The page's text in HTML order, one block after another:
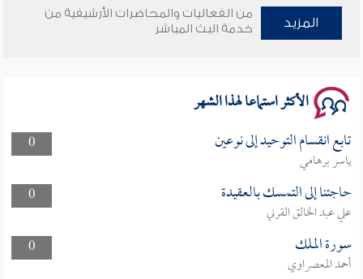
وأمنهم من خوف 9
المزيد
من الفعاليات والمحاضرات الأرشيفية من
خدمة البث المباشر
الأكثر استماعا لهذا الشهر
0 تابع انقسام التوحيد إلى نوعين
ياسر برهامي
0
حاجتنا إلى التمسك بالعقيدة
علي عبد الخالق القرني
0
سورة الملك
أحمد المعصراوي